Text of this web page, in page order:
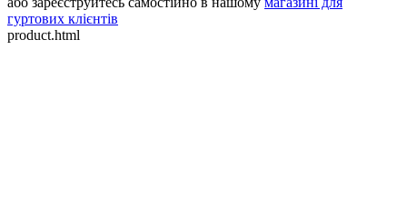
гуртових клієнтів
product.html